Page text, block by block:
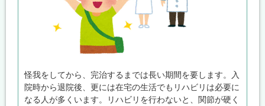
怪我をしてから、完治するまでは長い期間を要します。入
院時から退院後、更には在宅の生活でもリハビリは必要に
なる人が多くいます。リハビリを行わないと、関節が硬く